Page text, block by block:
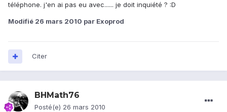
téléphone. j'en ai pas eu avec...... je doit inquiété ? :D
Modifié 26 mars 2010 par Exoprod
Citer
BHMath76
Posté(e) 26 mars 2010